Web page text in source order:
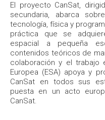
El proyecto CanSat,
secundaria, abarca
tecnología, física y
práctica que se
espacial a pequeña
contenidos teóricos de
colaboración y el trabajo
Europea (ESA) apoya y
CanSat en todos sus
puesta en un acto
CanSat.